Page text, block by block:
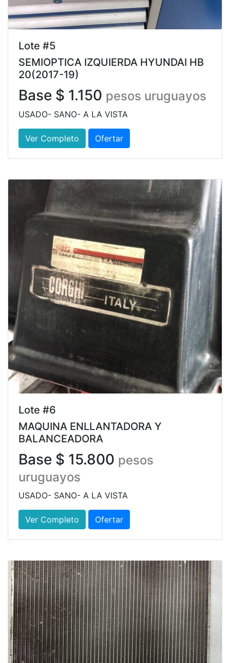
Lote #5
SEMIOPTICA IZQUIERDA HYUNDAI HB
20(2017-19)
Base $ 1.150 pesos uruguayos
USADO- SANO- A LA VISTA
Ver Completo Ofertar
Lote #6
MAQUINA ENLLANTADORA Y
BALANCEADORA
Base $ 15.800 pesos
uruguayos
USADO- SANO- A LA VISTA
Ver Completo Ofertar